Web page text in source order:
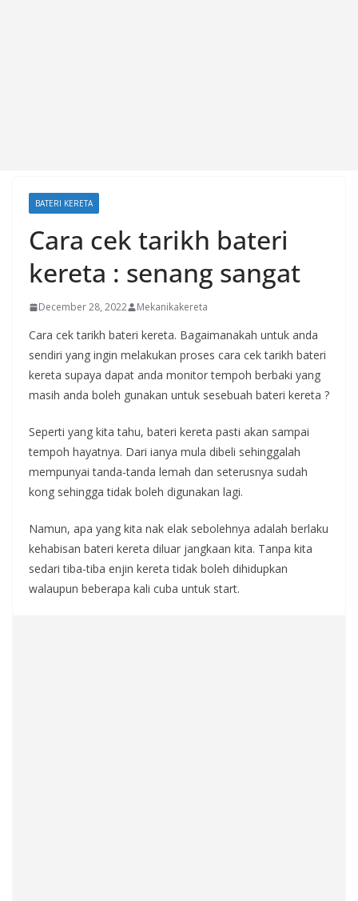
BATERI KERETA
Cara cek tarikh bateri
kereta : senang sangat
December 28, 2022 Mekanikakereta
Cara cek tarikh bateri kereta. Bagaimanakah untuk anda
sendiri yang ingin melakukan proses cara cek tarikh bateri
kereta supaya dapat anda monitor tempoh berbaki yang
masih anda boleh gunakan untuk sesebuah bateri kereta ?
Seperti yang kita tahu, bateri kereta pasti akan sampai
tempoh hayatnya. Dari ianya mula dibeli sehinggalah
mempunyai tanda-tanda lemah dan seterusnya sudah
kong sehingga tidak boleh digunakan lagi.
Namun, apa yang kita nak elak sebolehnya adalah berlaku
kehabisan bateri kereta diluar jangkaan kita. Tanpa kita
sedari tiba-tiba enjin kereta tidak boleh dihidupkan
walaupun beberapa kali cuba untuk start.